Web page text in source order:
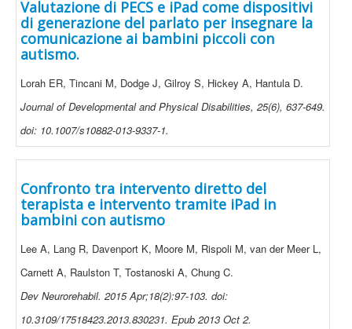
Valutazione di PECS e iPad come dispositivi
di generazione del parlato per insegnare la
comunicazione ai bambini piccoli con
autismo.
Lorah ER, Tincani M, Dodge J, Gilroy S, Hickey A, Hantula D.
Journal of Developmental and Physical Disabilities, 25(6), 637-649.
doi: 10.1007/s10882-013-9337-1.
Confronto tra intervento diretto del
terapista e intervento tramite iPad in
bambini con autismo
Lee A, Lang R, Davenport K, Moore M, Rispoli M, van der Meer L,
Carnett A, Raulston T, Tostanoski A, Chung C.
Dev Neurorehabil. 2015 Apr;18(2):97-103. doi:
10.3109/17518423.2013.830231. Epub 2013 Oct 2.